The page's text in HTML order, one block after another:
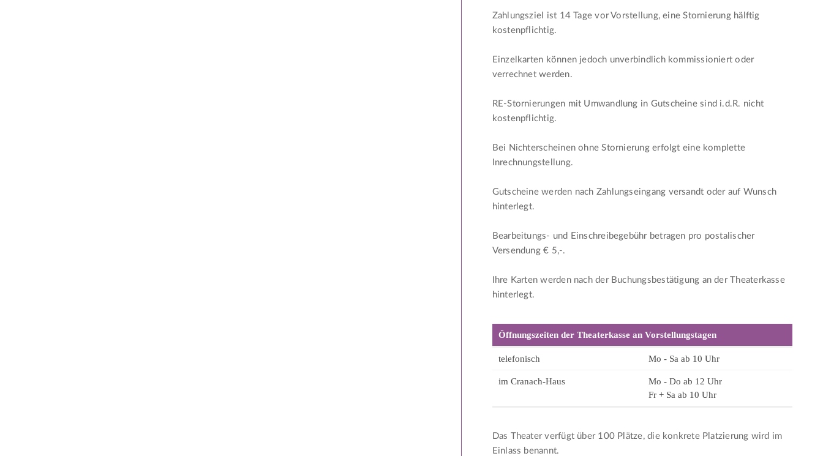
Zahlungsziel ist 14 Tage vor Vorstellung, eine Stornierung hälftig
kostenpflichtig.
Einzelkarten können jedoch unverbindlich kommissioniert oder
verrechnet werden.
RE-Stornierungen mit Umwandlung in Gutscheine sind i.d.R. nicht
kostenpflichtig.
Bei Nichterscheinen ohne Stornierung erfolgt eine komplette
Inrechnungstellung.
Gutscheine werden nach Zahlungseingang versandt oder auf Wunsch
hinterlegt.
Bearbeitungs- und Einschreibegebühr betragen pro postalischer
Versendung € 5,-.
Ihre Karten werden nach der Buchungsbestätigung an der Theaterkasse
hinterlegt.
Öffnungszeiten der Theaterkasse an Vorstellungstagen
telefonisch Mo - Sa ab 10 Uhr
im Cranach-Haus
Mo - Do ab 12 Uhr
Fr + Sa ab 10 Uhr
Das Theater verfügt über 100 Plätze, die konkrete Platzierung wird im
Einlass benannt.